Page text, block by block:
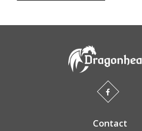
Contact